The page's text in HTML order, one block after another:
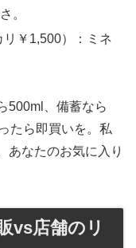
。
リ￥1,500）：ミネ
500ml、備蓄なら
たら即買いを。私
あなたのお気に入り
vs店舗のリ